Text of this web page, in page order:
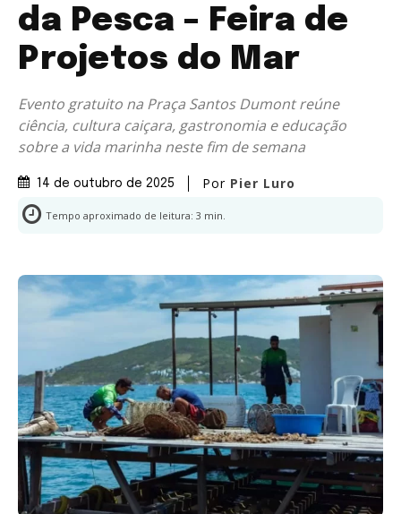
da Pesca – Feira de
Projetos do Mar
Evento gratuito na Praça Santos Dumont reúne
ciência, cultura caiçara, gastronomia e educação
sobre a vida marinha neste fim de semana
14 de outubro de 2025 Por Pier Luro
Tempo aproximado de leitura: 3 min.